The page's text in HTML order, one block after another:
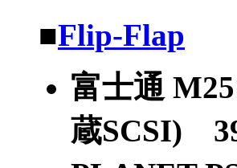
■Flip-Flap
富士通
蔵SCSI)